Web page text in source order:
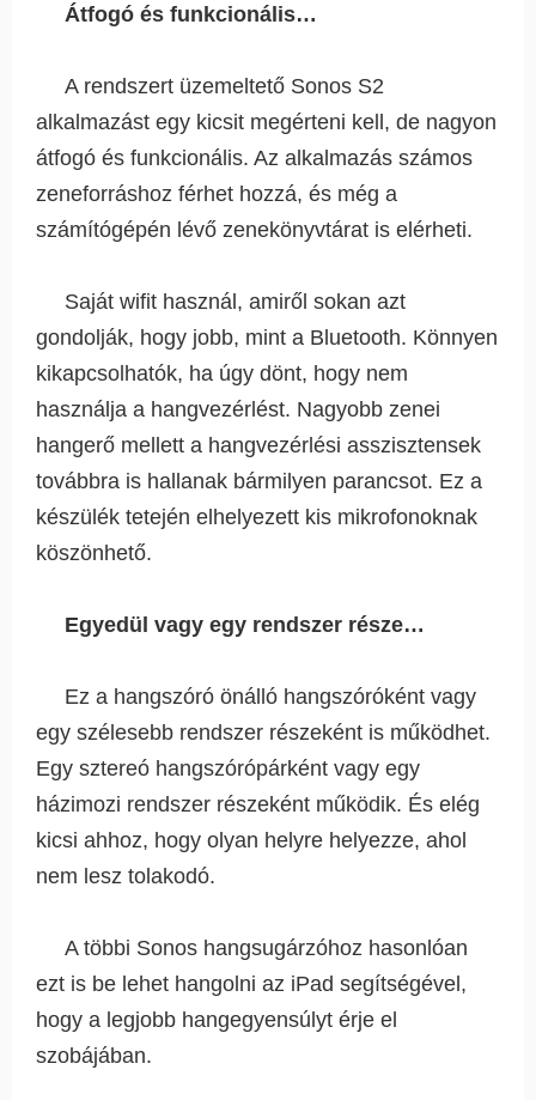
Átfogó és funkcionális…
A rendszert üzemeltető Sonos S2
alkalmazást egy kicsit megérteni kell, de nagyon
átfogó és funkcionális. Az alkalmazás számos
zeneforráshoz férhet hozzá, és még a
számítógépén lévő zenekönyvtárat is elérheti.
Saját wifit használ, amiről sokan azt
gondolják, hogy jobb, mint a Bluetooth. Könnyen
kikapcsolhatók, ha úgy dönt, hogy nem
használja a hangvezérlést. Nagyobb zenei
hangerő mellett a hangvezérlési asszisztensek
továbbra is hallanak bármilyen parancsot. Ez a
készülék tetején elhelyezett kis mikrofonoknak
köszönhető.
Egyedül vagy egy rendszer része…
Ez a hangszóró önálló hangszóróként vagy
egy szélesebb rendszer részeként is működhet.
Egy sztereó hangszórópárként vagy egy
házimozi rendszer részeként működik. És elég
kicsi ahhoz, hogy olyan helyre helyezze, ahol
nem lesz tolakodó.
A többi Sonos hangsugárzóhoz hasonlóan
ezt is be lehet hangolni az iPad segítségével,
hogy a legjobb hangegyensúlyt érje el
szobájában.